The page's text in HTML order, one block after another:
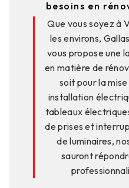
besoins en
Que vous soyez à
les environs,
vous propose une
en matière de
soit pour la
installation
tableaux
de prises et
de luminaires,
sauront